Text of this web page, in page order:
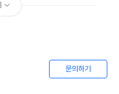
문의하기